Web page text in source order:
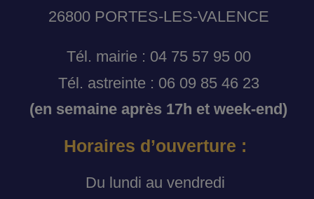
26800 PORTES-LES-VALENCE
Tél. mairie : 04 75 57 95 00
Tél. astreinte : 06 09 85 46 23
(en semaine après 17h et week-end)
Horaires d’ouverture :
Du lundi au vendredi